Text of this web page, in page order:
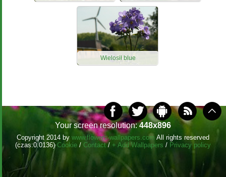
Wielosił blue
Your screen resolution:448x896
Copyright 2014 by www.flowers-wallpapers.com All rights reserved
(czas:0.0136)Cookie / Contact/ + Add Wallpapers / Privacy policy